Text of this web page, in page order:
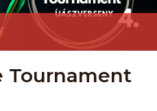
Tournament